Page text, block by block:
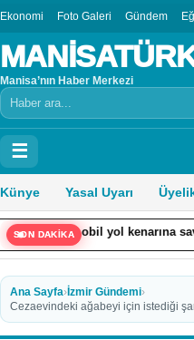
Ekonomi Foto Galeri Gündem
Manisa’nın Haber Merkezi
Arama
☰
Künye Yasal Uyarı
SON DAKİKA
yol kenarına savruldu: 2’si
Ana Sayfa› İzmir Gündemi›
Cezaevindeki ağabeyi için istediği